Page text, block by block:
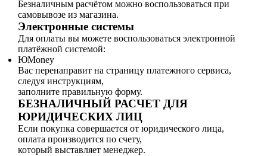
Безналичным расчётом можно воспользоваться при
самовывозе из магазина.
Электронные системы
Для оплаты вы можете воспользоваться электронной
платёжной системой:
ЮMoney
Вас перенаправит на страницу платежного сервиса,
следуя инструкциям,
заполните правильную форму.
БЕЗНАЛИЧНЫЙ РАСЧЕТ ДЛЯ
ЮРИДИЧЕСКИХ ЛИЦ
Если покупка совершается от юридического лица,
оплата производится по счету,
который выставляет менеджер.